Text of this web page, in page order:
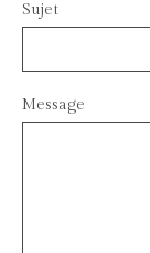
Sujet
Message